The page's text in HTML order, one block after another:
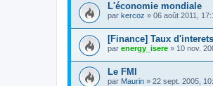
L'économie mondiale
par kercoz » 06 août 2011,
[Finance] Taux
par energy_isere » 10 nov.
Le FMI
par Maurin » 22 sept. 2005,